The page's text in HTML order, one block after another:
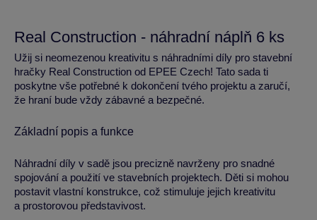
Real Construction - náhradní náplň 6 ks
Užij si neomezenou kreativitu s náhradními díly pro stavební
hračky Real Construction od EPEE Czech! Tato sada ti
poskytne vše potřebné k dokončení tvého projektu a zaručí,
že hraní bude vždy zábavné a bezpečné.
Základní popis a funkce
Náhradní díly v sadě jsou precizně navrženy pro snadné
spojování a použití ve stavebních projektech. Děti si mohou
postavit vlastní konstrukce, což stimuluje jejich kreativitu
a prostorovou představivost.